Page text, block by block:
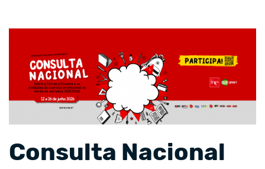
Consulta Nacional